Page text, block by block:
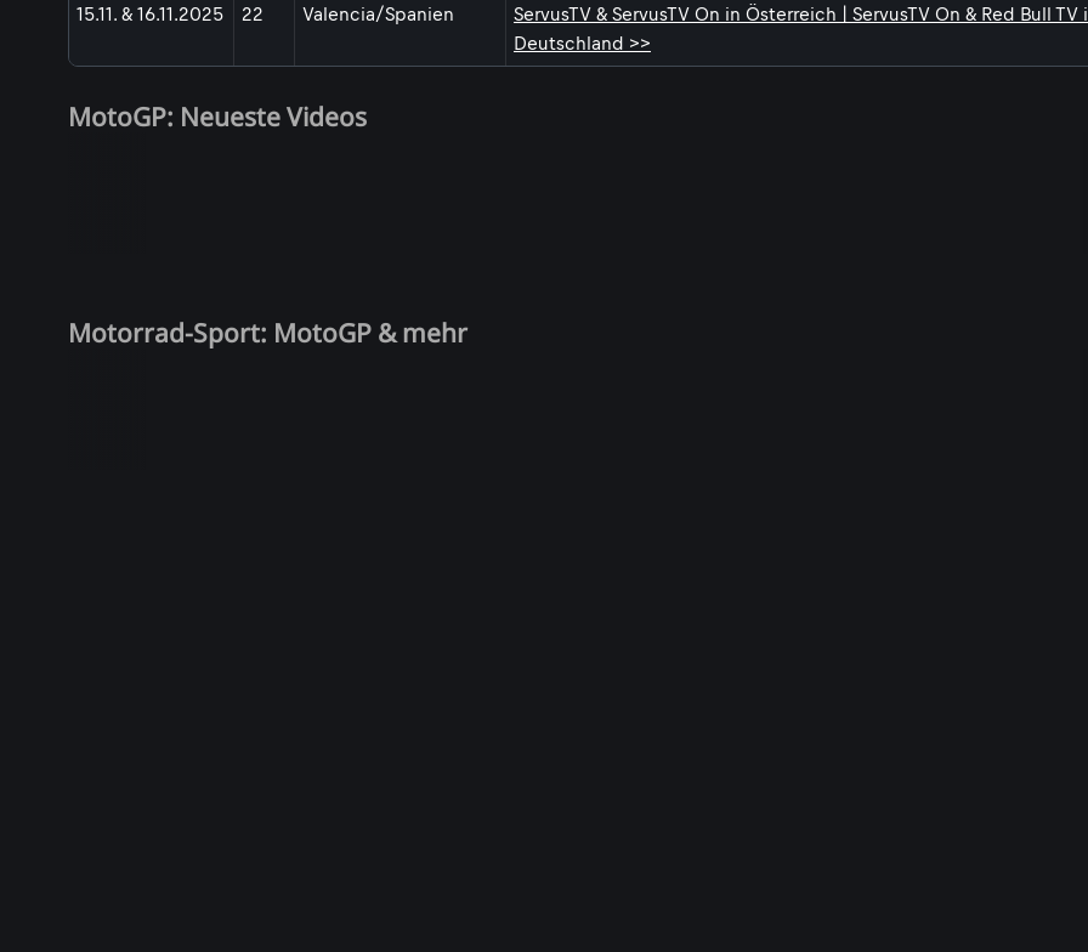
15.11. & 16.11.2025 22 Valencia/Spanien
ServusTV & ServusTV On in Österreich | ServusTV On & Red Bull TV
Deutschland >>
MotoGP: Neueste Videos
Motorrad-Sport: MotoGP & mehr